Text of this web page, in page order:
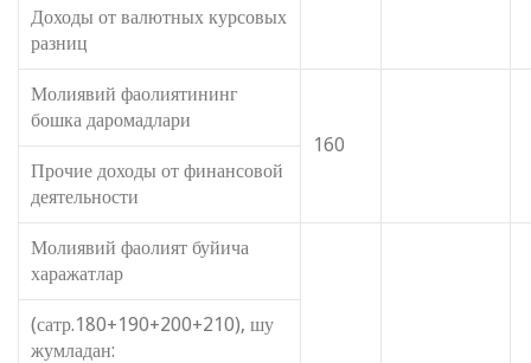
Доходы от валютных курсовых
разниц
Молиявий фаолиятининг
бошка даромадлари
160
Прочие доходы от финансовой
деятельности
Молиявий фаолият буйича
харажатлар
(сатр.180+190+200+210), шу
жумладан: